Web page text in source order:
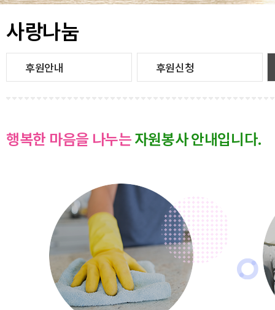
사랑나눔
후원안내 후원신청
행복한 마음을 나누는자원봉사 안내입니다.